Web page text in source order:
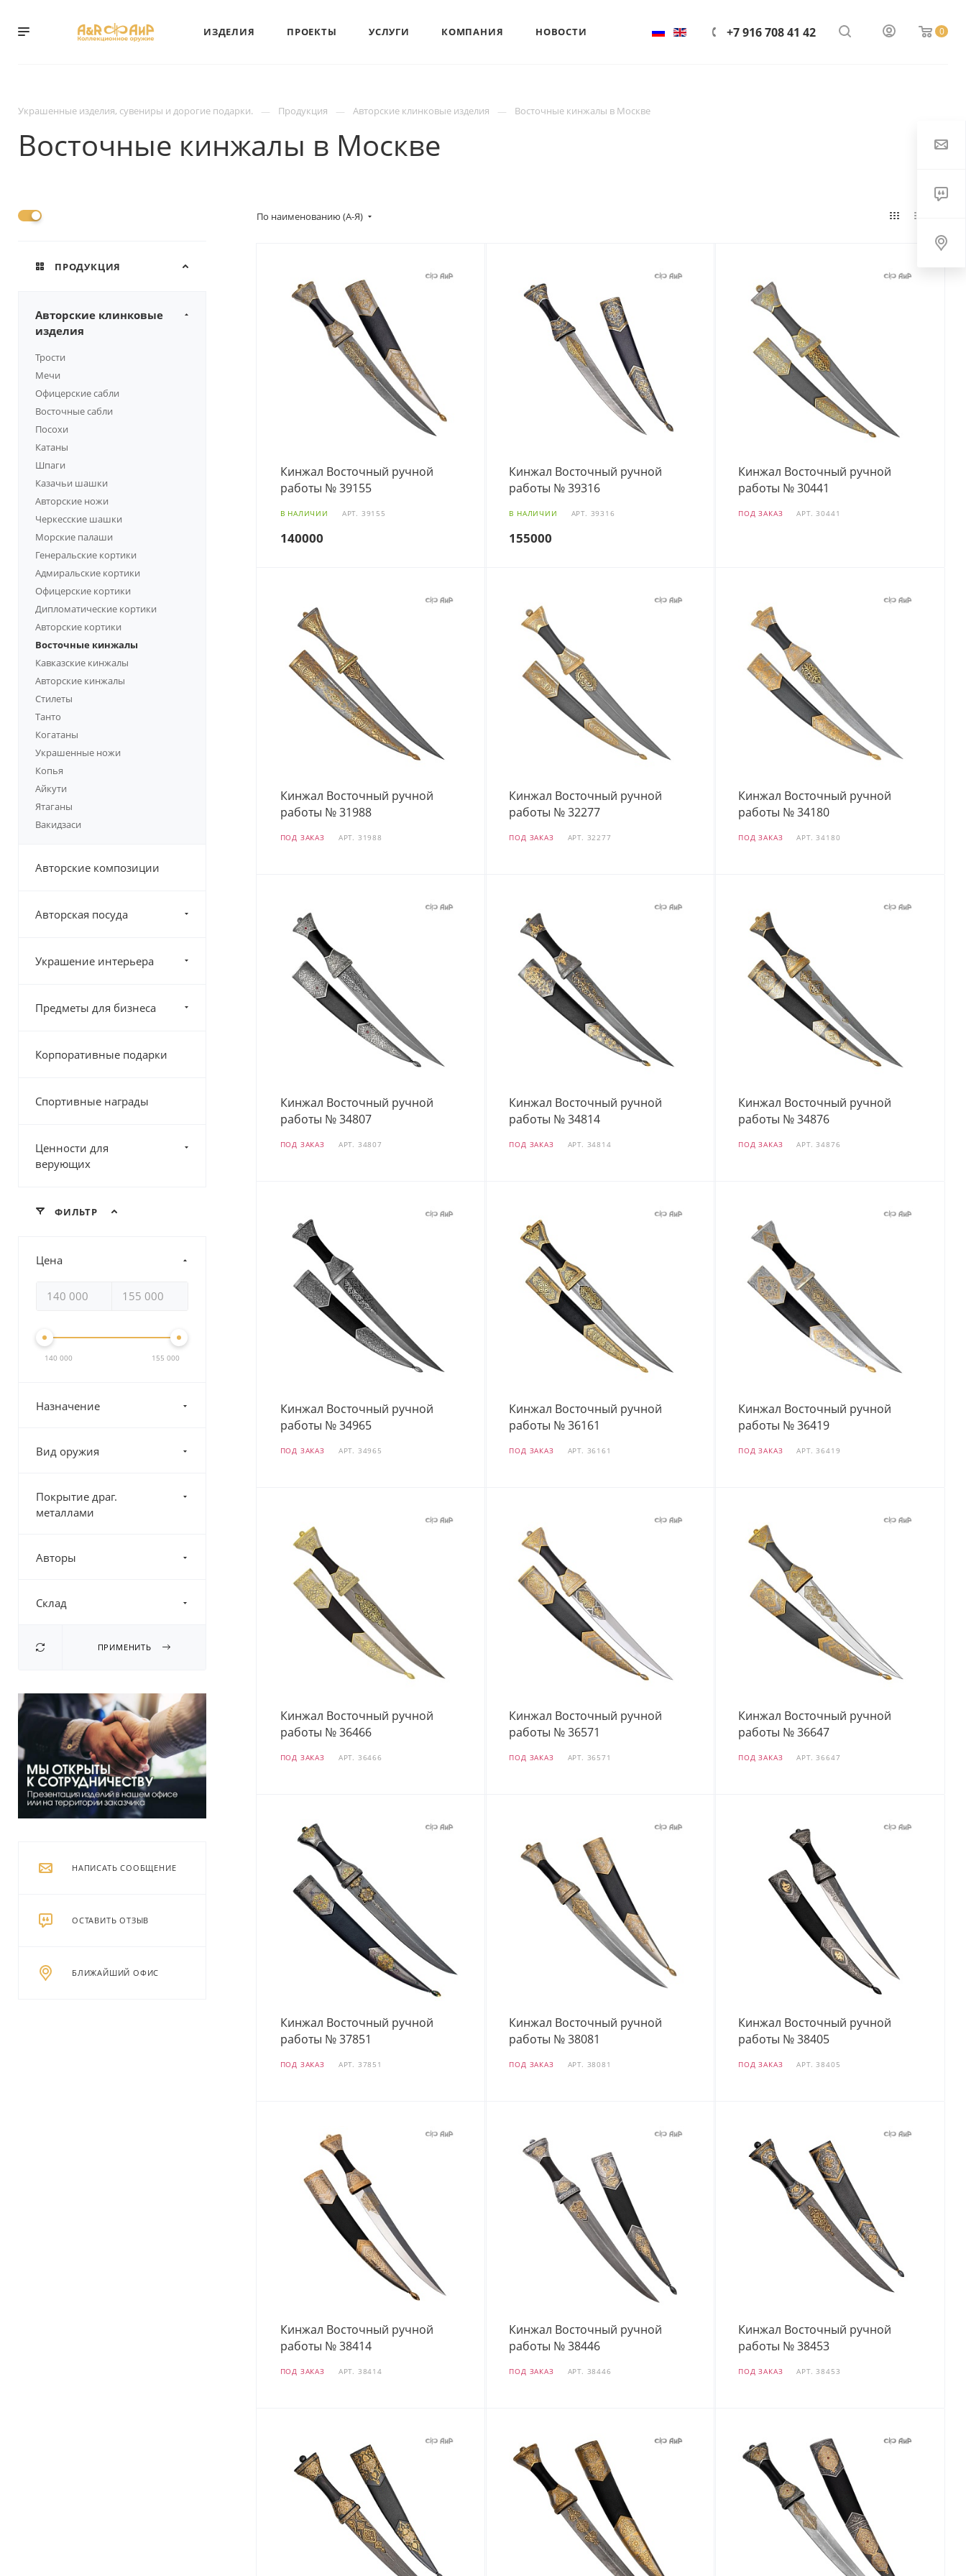
0
+7 916 708 41 42
ИЗДЕЛИЯ ПРОЕКТЫ УСЛУГИ КОМПАНИЯ НОВОСТИ
Украшенные изделия, сувениры и дорогие подарки. Продукция Авторские клинковые изделия Восточные кинжалы в Москве
Восточные кинжалы в Москве
ПРОДУКЦИЯ
Авторские клинковые
изделия
Трости
Мечи
Офицерские сабли
Восточные сабли
Посохи
Катаны
Шпаги
Казачьи шашки
Авторские ножи
Черкесские шашки
Морские палаши
Генеральские кортики
Адмиральские кортики
Офицерские кортики
Дипломатические кортики
Авторские кортики
Восточные кинжалы
Кавказские кинжалы
Авторские кинжалы
Стилеты
Танто
Когатаны
Украшенные ножи
Копья
Айкути
Ятаганы
Вакидзаси
Авторские композиции
Авторская посуда
Украшение интерьера
Предметы для бизнеса
Корпоративные подарки
Спортивные награды
Ценности для
верующих
ФИЛЬТР
Цена
140 000 155 000
Назначение
Вид оружия
Покрытие драг.
металлами
Авторы
Склад
ПРИМЕНИТЬ
НАПИСАТЬ СООБЩЕНИЕ
ОСТАВИТЬ ОТЗЫВ
БЛИЖАЙШИЙ ОФИС
По наименованию (А-Я)
Кинжал Восточный ручной
работы № 39155
В НАЛИЧИИ АРТ. 39155
140000
Кинжал Восточный ручной
работы № 39316
В НАЛИЧИИ АРТ. 39316
155000
Кинжал Восточный ручной
работы № 30441
ПОД ЗАКАЗ АРТ.30441
Кинжал Восточный ручной
работы № 31988
ПОД ЗАКАЗ АРТ. 31988
Кинжал Восточный ручной
работы № 32277
ПОД ЗАКАЗ АРТ. 32277
Кинжал Восточный ручной
работы № 34180
ПОД ЗАКАЗ АРТ. 34180
Кинжал Восточный ручной
работы № 34807
ПОД ЗАКАЗ АРТ. 34807
Кинжал Восточный ручной
работы № 34814
ПОД ЗАКАЗ АРТ. 34814
Кинжал Восточный ручной
работы № 34876
ПОД ЗАКАЗ АРТ. 34876
Кинжал Восточный ручной
работы № 34965
ПОД ЗАКАЗ АРТ. 34965
Кинжал Восточный ручной
работы № 36161
ПОД ЗАКАЗ АРТ. 36161
Кинжал Восточный ручной
работы № 36419
ПОД ЗАКАЗ АРТ.36419
Кинжал Восточный ручной
работы № 36466
ПОД ЗАКАЗ АРТ. 36466
Кинжал Восточный ручной
работы № 36571
ПОД ЗАКАЗ АРТ. 36571
Кинжал Восточный ручной
работы № 36647
ПОД ЗАКАЗ АРТ.36647
Кинжал Восточный ручной
работы № 37851
ПОД ЗАКАЗ АРТ. 37851
Кинжал Восточный ручной
работы № 38081
ПОД ЗАКАЗ АРТ. 38081
Кинжал Восточный ручной
работы № 38405
ПОД ЗАКАЗ АРТ.38405
Кинжал Восточный ручной
работы № 38414
ПОД ЗАКАЗ АРТ. 38414
Кинжал Восточный ручной
работы № 38446
ПОД ЗАКАЗ АРТ. 38446
Кинжал Восточный ручной
работы № 38453
ПОД ЗАКАЗ АРТ.38453